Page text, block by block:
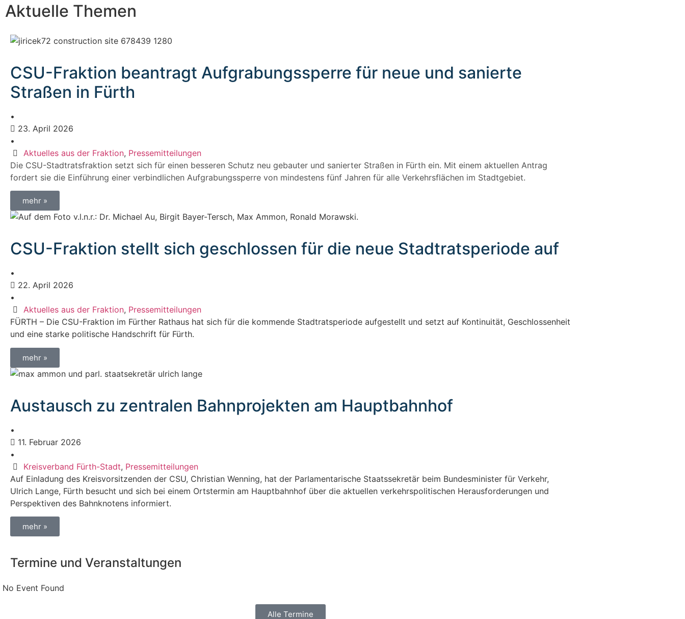
Aktuelle Themen
CSU-Fraktion beantragt Aufgrabungssperre für neue und sanierte
Straßen in Fürth
•
23. April 2026
•
Aktuelles aus der Fraktion, Pressemitteilungen
Die CSU-Stadtratsfraktion setzt sich für einen besseren Schutz neu gebauter und sanierter Straßen in Fürth ein. Mit einem aktuellen Antrag
fordert sie die Einführung einer verbindlichen Aufgrabungssperre von mindestens fünf Jahren für alle Verkehrsflächen im Stadtgebiet.
mehr »
CSU-Fraktion stellt sich geschlossen für die neue Stadtratsperiode auf
•
22. April 2026
•
Aktuelles aus der Fraktion, Pressemitteilungen
FÜRTH – Die CSU-Fraktion im Fürther Rathaus hat sich für die kommende Stadtratsperiode aufgestellt und setzt auf Kontinuität, Geschlossenheit
und eine starke politische Handschrift für Fürth.
mehr »
Austausch zu zentralen Bahnprojekten am Hauptbahnhof
•
11. Februar 2026
•
Kreisverband Fürth-Stadt, Pressemitteilungen
Auf Einladung des Kreisvorsitzenden der CSU, Christian Wenning, hat der Parlamentarische Staatssekretär beim Bundesminister für Verkehr,
Ulrich Lange, Fürth besucht und sich bei einem Ortstermin am Hauptbahnhof über die aktuellen verkehrspolitischen Herausforderungen und
Perspektiven des Bahnknotens informiert.​
mehr »
Termine und Veranstaltungen
No Event Found
Alle Termine